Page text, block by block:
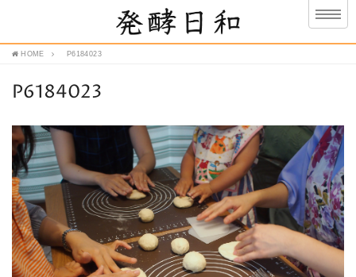
HOME P6184023
P6184023